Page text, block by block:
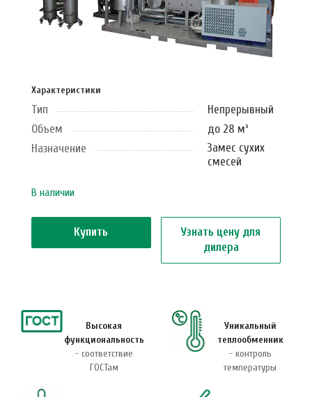
Характеристики
Тип
Непрерывный
Объем
до 28 м³
Назначение
Замес сухих
смесей
В наличии
Купить
Узнать цену для
дилера
Высокая
функциональность
- соответствие
ГОСТам
Уникальный
теплообменник
- контроль
температуры